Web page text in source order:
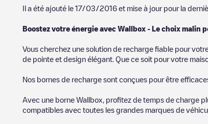
Il a été ajouté le 17/03/2016 et mise à jour pour la
Boostez votre énergie avec Wallbox - Le choix
Vous cherchez une solution de recharge fiable pour
de pointe et design élégant. Que ce soit pour votre
Nos bornes de recharge sont conçues pour être
Avec une borne Wallbox, profitez de temps de charge
compatibles avec toutes les grandes marques de